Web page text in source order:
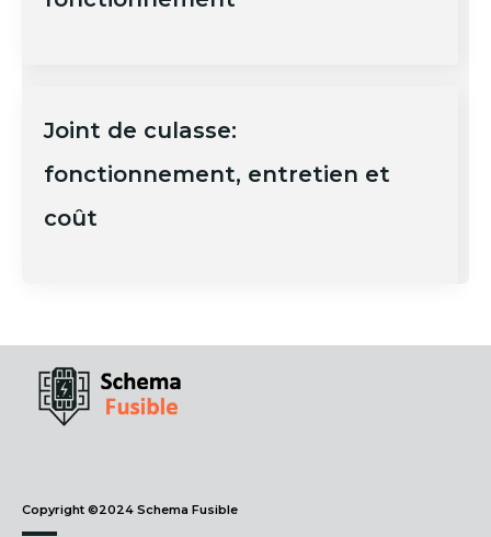
Joint de culasse:
fonctionnement, entretien et
coût
Copyright ©2024 Schema Fusible